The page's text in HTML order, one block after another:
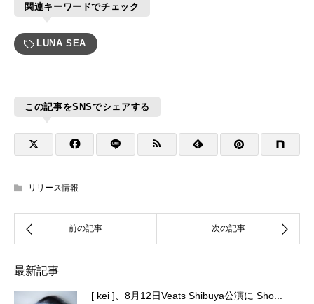
関連キーワードでチェック
LUNA SEA
この記事をSNSでシェアする
リリース情報
最新記事
[ kei ]、8月12日Veats Shibuya公演に Sho...